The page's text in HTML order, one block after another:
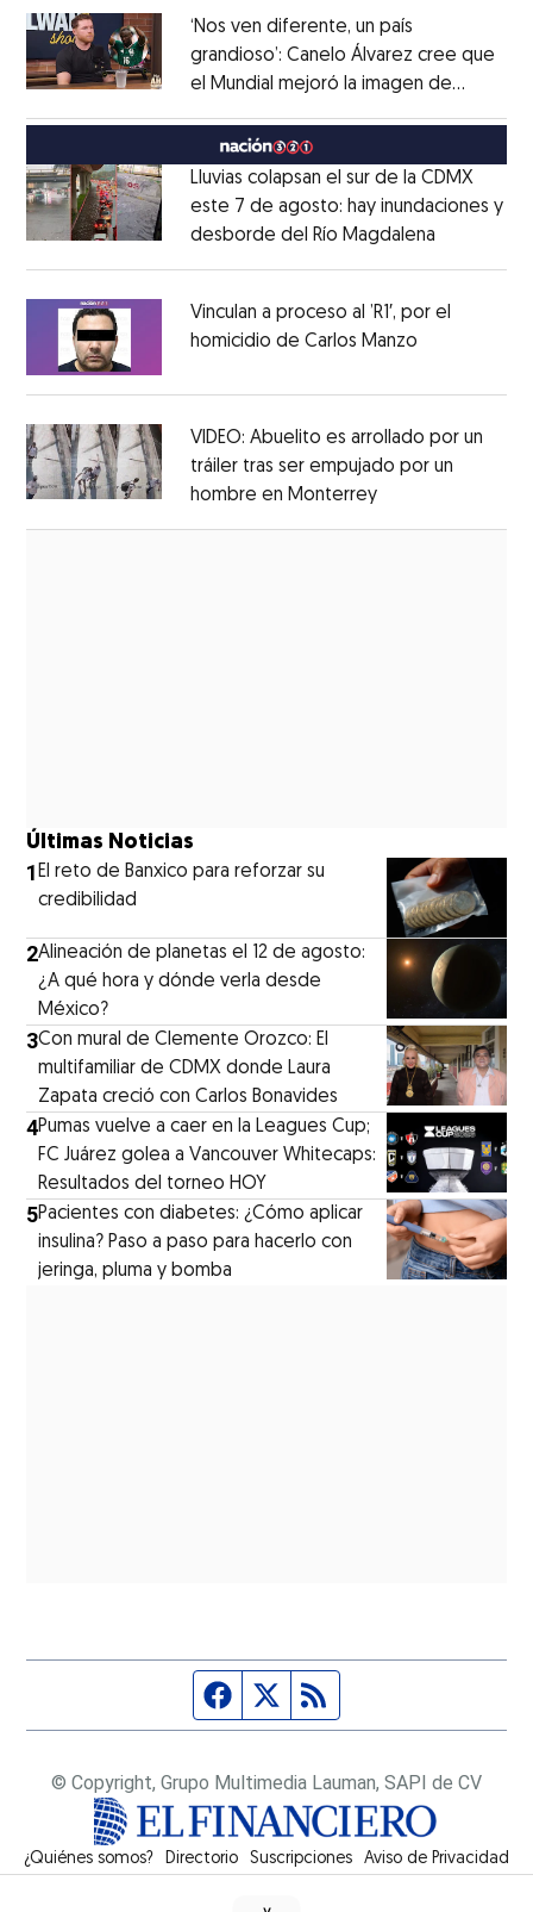
‘Nos ven diferente, un país
grandioso’: Canelo Álvarez cree que
el Mundial mejoró la imagen de
MéxicoOpens in new window
Lluvias colapsan el sur de la CDMX
este 7 de agosto: hay inundaciones y
desborde del Río Magdalena
Vinculan a proceso al ’R1′, por el
homicidio de Carlos Manzo
VIDEO: Abuelito es arrollado por un
tráiler tras ser empujado por un
hombre en MonterreyOpens in new
Últimas Noticias
1El reto de Banxico para reforzar su
credibilidad
2Alineación de planetas el 12 de agosto:
¿A qué hora y dónde verla desde
México?
3Con mural de Clemente Orozco: El
multifamiliar de CDMX donde Laura
Zapata creció con Carlos Bonavides
4Pumas vuelve a caer en la Leagues Cup;
FC Juárez golea a Vancouver Whitecaps:
Resultados del torneo HOY
5Pacientes con diabetes: ¿Cómo aplicar
insulina? Paso a paso para hacerlo con
jeringa, pluma y bomba
Página de Facebook
Fuente Twitter
© Copyright, Grupo Multimedia Lauman, SAPI de CV
¿Quiénes somos? Directorio Suscripciones Opens in new window
Aviso de Privacidad